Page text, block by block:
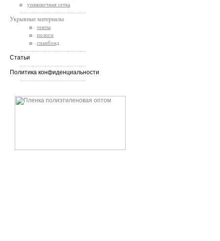
упаковочная сетка
Укрывные материалы
тенты
пологи
спанбонд
Статьи
Политика конфиденциальности